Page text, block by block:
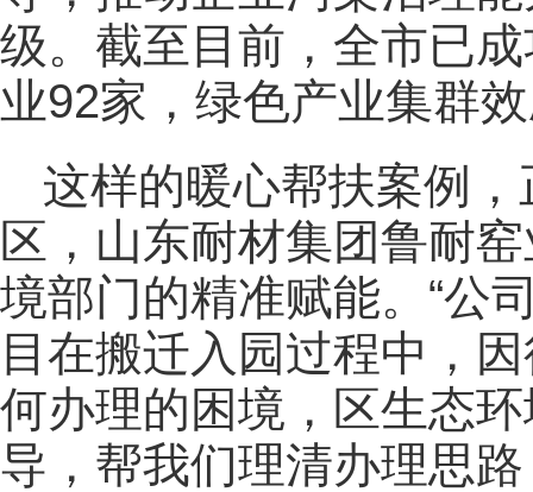
级。截至目前，全市已
业92家，绿色产业集群
这样的暖心帮扶案例
区，山东耐材集团鲁耐
境部门的精准赋能。“公
目在搬迁入园过程中，
何办理的困境，区生态
导，帮我们理清办理思